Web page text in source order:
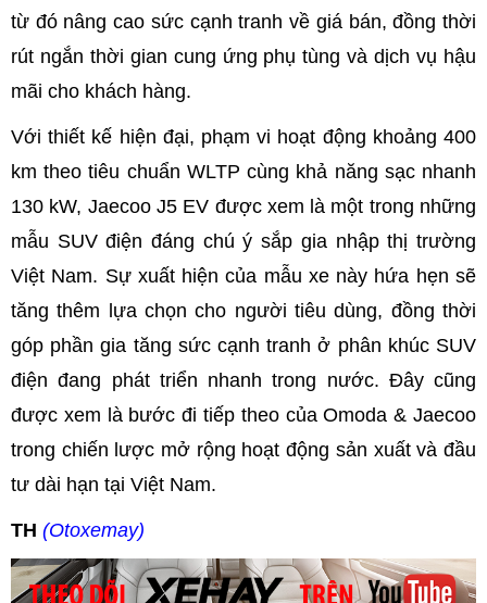
từ đó nâng cao sức cạnh tranh về giá bán, đồng thời
rút ngắn thời gian cung ứng phụ tùng và dịch vụ hậu
mãi cho khách hàng.
Với thiết kế hiện đại, phạm vi hoạt động khoảng 400
km theo tiêu chuẩn WLTP cùng khả năng sạc nhanh
130 kW, Jaecoo J5 EV được xem là một trong những
mẫu SUV điện đáng chú ý sắp gia nhập thị trường
Việt Nam. Sự xuất hiện của mẫu xe này hứa hẹn sẽ
tăng thêm lựa chọn cho người tiêu dùng, đồng thời
góp phần gia tăng sức cạnh tranh ở phân khúc SUV
điện đang phát triển nhanh trong nước. Đây cũng
được xem là bước đi tiếp theo của Omoda & Jaecoo
trong chiến lược mở rộng hoạt động sản xuất và đầu
tư dài hạn tại Việt Nam.
TH (Otoxemay)